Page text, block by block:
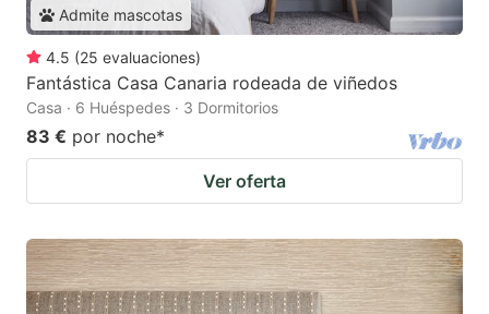
Admite mascotas
4.5 (25 evaluaciones)
Fantástica Casa Canaria rodeada de viñedos
Casa · 6 Huéspedes · 3 Dormitorios
83 € por noche*
Ver oferta